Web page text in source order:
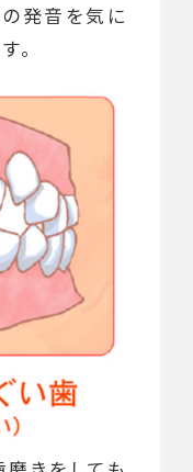
発音を気に
。